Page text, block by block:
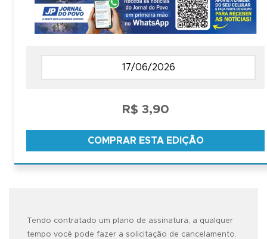
R$ 3,90
COMPRAR ESTA EDIÇÃO
Tendo contratado um plano de assinatura, a qualquer
tempo você pode fazer a solicitação de cancelamento.